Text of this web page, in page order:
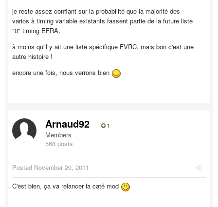
je reste assez confiant sur la probabilité que la majorité des
varios à timing variable existants fassent partie de la future liste
"0" timing EFRA,
à moins qu'il y ait une liste spécifique FVRC, mais bon c'est une
autre histoire !
encore une fois, nous verrons bien
Arnaud92 1
Members
568 posts
Posted November 20, 2011
C'est bien, ça va relancer la caté mod